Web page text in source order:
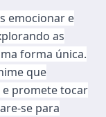
emocionar e
as
forma única.
que
promete tocar
se para